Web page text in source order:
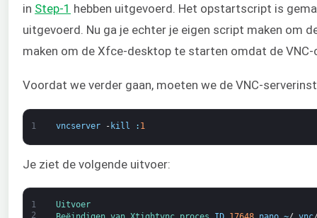
in Step-1 hebben uitgevoerd. Het opstartscript is
uitgevoerd. Nu ga je echter je eigen script maken om
maken om de Xfce-desktop te starten omdat de
Voordat we verder gaan, moeten we de VNC-
1 vncserver - kill : 1
Je ziet de volgende uitvoer:
1
2
Uitvoer